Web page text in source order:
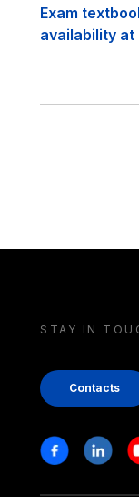
Exam
availability at
STAY IN
Contacts
Stay in touch
Facebook